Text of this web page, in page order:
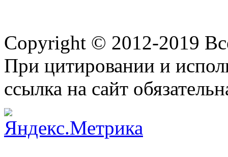
Copyright © 2012-2019
При цитировании и
ссылка на сайт